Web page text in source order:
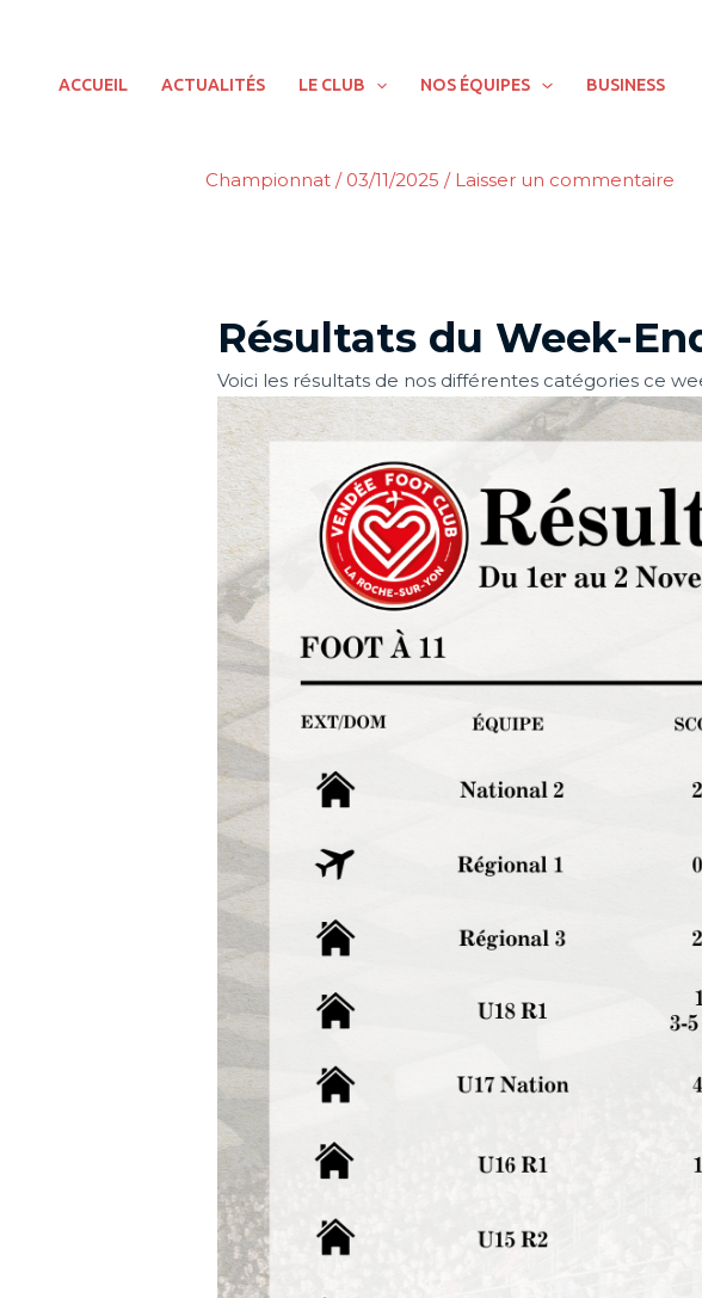
contenuACCUEIL ACTUALITÉS LE CLUB NOS ÉQUIPES BUSINESS
Championnat / 03/11/2025/ Laisser un commentaire
Résultats du Week-
Voici les résultats de nos différentes catégories ce